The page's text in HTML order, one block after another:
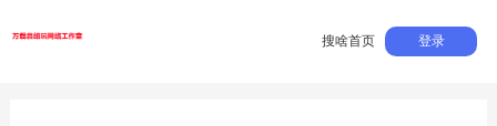
搜啥首页 登录